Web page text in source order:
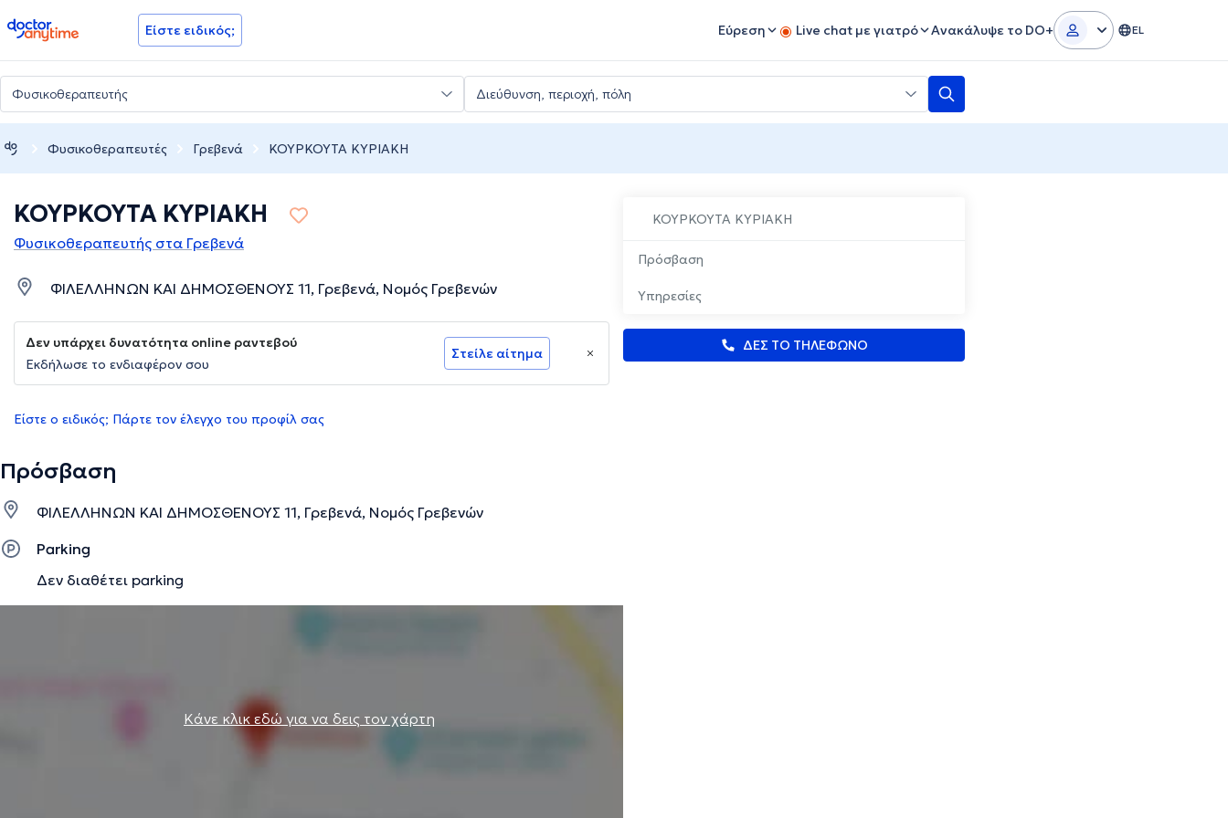
doctoranytime Είστε ειδικός; Εύρεση Live chat με γιατρό Ανακάλυψε το DO+ EL
Φυσικοθεραπευτές Γρεβενά ΚΟΥΡΚΟΥΤΑ ΚΥΡΙΑΚΗ
ΚΟΥΡΚΟΥΤΑ ΚΥΡΙΑΚΗ
Πρόσβαση
Υπηρεσίες
ΔΕΣ ΤΟ ΤΗΛΕΦΩΝΟ
ΚΟΥΡΚΟΥΤΑ ΚΥΡΙΑΚΗ
Φυσικοθεραπευτής στα Γρεβενά
ΦΙΛΕΛΛΗΝΩΝ ΚΑΙ ΔΗΜΟΣΘΕΝΟΥΣ 11, Γρεβενά, Νομός Γρεβενών
Δεν υπάρχει δυνατότητα online ραντεβού
Εκδήλωσε το ενδιαφέρον σου
Στείλε αίτημα
Είστε ο ειδικός; Πάρτε τον έλεγχο του προφίλ σας
Πρόσβαση
ΦΙΛΕΛΛΗΝΩΝ ΚΑΙ ΔΗΜΟΣΘΕΝΟΥΣ 11, Γρεβενά, Νομός Γρεβενών
Parking
Δεν διαθέτει parking
Κάνε κλικ εδώ για να δεις τον χάρτη